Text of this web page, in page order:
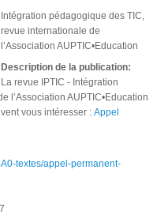
Intégration pédagogique des TIC,
revue internationale de
l’Association AUPTIC•Education
Description de la publication:
La revue IPTIC - Intégration
l’Association AUPTIC•Education
vous intéresser : Appel
textes/appel-permanent-